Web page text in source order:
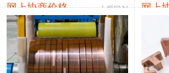
漆包线 111,970—115,970
磷铜合金 110,800—117,600
网上协商价格 十堰同创 网上